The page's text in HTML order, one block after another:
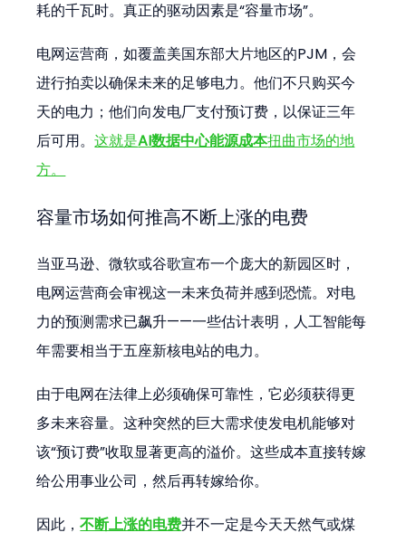
耗的千瓦时。真正的驱动因素是“容量市场”。
电网运营商，如覆盖美国东部大片地区的PJM，会
进行拍卖以确保未来的足够电力。他们不只购买今
天的电力；他们向发电厂支付预订费，以保证三年
后可用。这就是AI数据中心能源成本扭曲市场的地
方。
容量市场如何推高不断上涨的电费
当亚马逊、微软或谷歌宣布一个庞大的新园区时，
电网运营商会审视这一未来负荷并感到恐慌。对电
力的预测需求已飙升——一些估计表明，人工智能每
年需要相当于五座新核电站的电力。
由于电网在法律上必须确保可靠性，它必须获得更
多未来容量。这种突然的巨大需求使发电机能够对
该“预订费”收取显著更高的溢价。这些成本直接转嫁
给公用事业公司，然后再转嫁给你。
因此，不断上涨的电费并不一定是今天天然气或煤